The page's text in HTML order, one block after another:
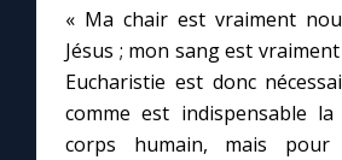
« Ma chair est vraiment
Jésus ; mon sang est
Eucharistie est donc
comme est indispensable
corps humain, mais